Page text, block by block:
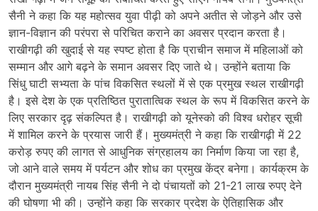
सैनी ने कहा कि यह महोत्सव युवा पीढ़ी को अपने अतीत से जोड़ने और उसे
ज्ञान-विज्ञान की परंपरा से परिचित कराने का अवसर प्रदान करता है।
राखीगढ़ी की खुदाई से यह स्पष्ट होता है कि प्राचीन समाज में महिलाओं को
सम्मान और आगे बढ़ने के समान अवसर दिए जाते थे। उन्होंने बताया कि
सिंधु घाटी सभ्यता के पांच विकसित स्थलों में से एक प्रमुख स्थल राखीगढ़ी
है। इसे देश के एक प्रतिष्ठित पुरातात्विक स्थल के रूप में विकसित करने के
लिए सरकार दृढ़ संकल्पित है। राखीगढ़ी को यूनेस्को की विश्व धरोहर सूची
में शामिल करने के प्रयास जारी हैं। मुख्यमंत्री ने कहा कि राखीगढ़ी में 22
करोड़ रुपए की लागत से आधुनिक संग्रहालय का निर्माण किया जा रहा है,
जो आने वाले समय में पर्यटन और शोध का प्रमुख केंद्र बनेगा। कार्यक्रम के
दौरान मुख्यमंत्री नायब सिंह सैनी ने दो पंचायतों को 21-21 लाख रुपए देने
की घोषणा भी की। उन्होंने कहा कि सरकार प्रदेश के ऐतिहासिक और